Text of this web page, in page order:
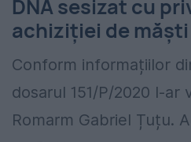
DNA sesizat cu
achiziției de măști
Conform informațiilor
dosarul 151/P/2020 l-ar
Romarm Gabriel Țuțu.